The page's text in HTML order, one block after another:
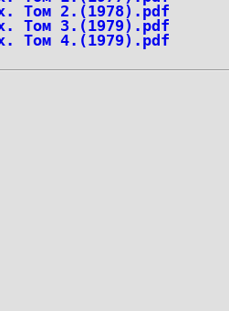
Том 2.(1978).pdf
Том 3.(1979).pdf
Том 4.(1979).pdf